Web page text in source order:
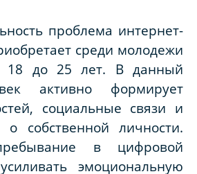
проблема интернет-
среди молодежи
18 до 25 лет. В данный
активно формирует
социальные связи и
о собственной личности.
в цифровой
эмоциональную